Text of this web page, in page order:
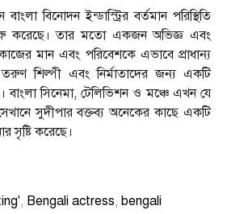
বিনোদন ইন্ডাস্ট্রির বর্তমান পরিস্থিতি
করেছে। তার মতো একজন অভিজ্ঞ এবং
কাজের মান এবং পরিবেশকে এভাবে প্রাধান্য
শিল্পী এবং নির্মাতাদের জন্য একটি
বাংলা সিনেমা, টেলিভিশন ও মঞ্চে এখন যে
সুদীপার বক্তব্য অনেকের কাছে একটি
সৃষ্টি করেছে।
, Bengali actress, bengali